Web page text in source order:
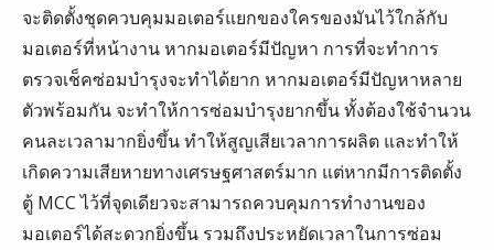
จะติดตั้งชุดควบคุมมอเตอร์แยกของใครของมันไว้ใกล้กับ
มอเตอร์ที่หน้างาน หากมอเตอร์มีปัญหา การที่จะทำการ
ตรวจเช็คซ่อมบำรุงจะทำได้ยาก หากมอเตอร์มีปัญหาหลาย
ตัวพร้อมกัน จะทำให้การซ่อมบำรุงยากขึ้น ทั้งต้องใช้จำนวน
คนละเวลามากยิ่งขึ้น ทำให้สูญเสียเวลาการผลิต และทำให้
เกิดความเสียหายทางเศรษฐศาสตร์มาก แต่หากมีการติดตั้ง
ตู้ MCC ไว้ที่จุดเดียวจะสามารถควบคุมการทำงานของ
มอเตอร์ได้สะดวกยิ่งขึ้น รวมถึงประหยัดเวลาในการซ่อม